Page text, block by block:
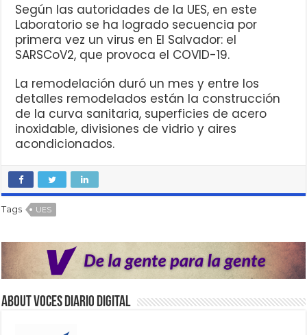
Según las autoridades de la UES, en este
Laboratorio se ha logrado secuencia por
primera vez un virus en El Salvador: el
SARSCoV2, que provoca el COVID-19.
La remodelación duró un mes y entre los
detalles remodelados están la construcción
de la curva sanitaria, superficies de acero
inoxidable, divisiones de vidrio y aires
acondicionados.
Tags UES
About VOCES Diario digital